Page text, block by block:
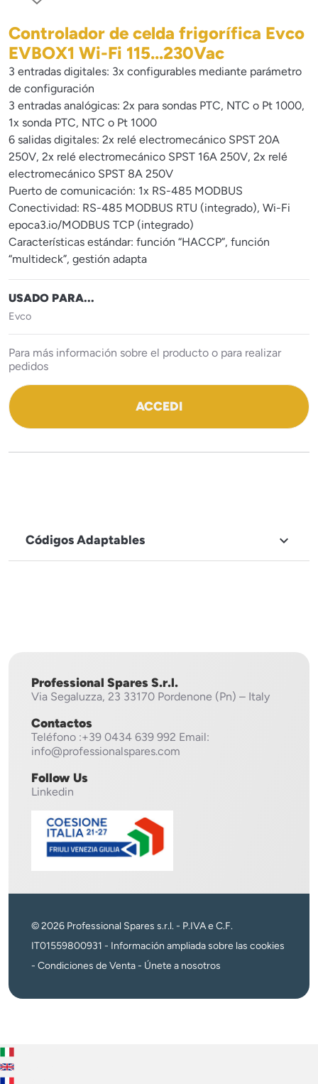
Controlador de celda frigorífica Evco
EVBOX1 Wi-Fi 115...230Vac
3 entradas digitales: 3x configurables mediante parámetro
de configuración
3 entradas analógicas: 2x para sondas PTC, NTC o Pt 1000,
1x sonda PTC, NTC o Pt 1000
6 salidas digitales: 2x relé electromecánico SPST 20A
250V, 2x relé electromecánico SPST 16A 250V, 2x relé
electromecánico SPST 8A 250V
Puerto de comunicación: 1x RS-485 MODBUS
Conectividad: RS-485 MODBUS RTU (integrado), Wi-Fi
epoca3.io/MODBUS TCP (integrado)
Características estándar: función “HACCP”, función
“multideck”, gestión adapta
USADO PARA...
Evco
Para más información sobre el producto o para realizar
pedidos
ACCEDI
Códigos Adaptables 
Professional Spares S.r.l.
Via Segaluzza, 23 33170 Pordenone (Pn) – Italy
Contactos
Teléfono :+39 0434 639 992 Email:
info@professionalspares.com
Follow Us
Linkedin
© 2026 Professional Spares s.r.l. - P.IVA e C.F.
IT01559800931 - Información ampliada sobre las cookies
- Condiciones de Venta- Únete a nosotros